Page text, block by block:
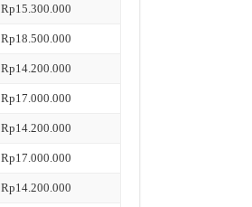
Rp15.300.000
Rp18.500.000
Rp14.200.000
Rp17.000.000
Rp14.200.000
Rp17.000.000
Rp14.200.000